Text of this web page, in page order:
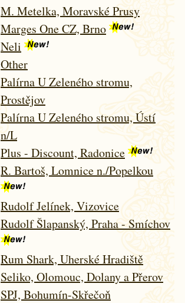
M. Metelka, Moravské Prusy
Marges One CZ, Brno
Neli
Other
Palírna U Zeleného stromu,
Prostějov
Palírna U Zeleného stromu, Ústí
n/L
Plus - Discount, Radonice
R. Bartoš, Lomnice n./Popelkou
Rudolf Jelínek, Vizovice
Rudolf Šlapanský, Praha - Smíchov
Rum Shark, Uherské Hradiště
Seliko, Olomouc, Dolany a Přerov
SPJ, Bohumín-Skřečoň